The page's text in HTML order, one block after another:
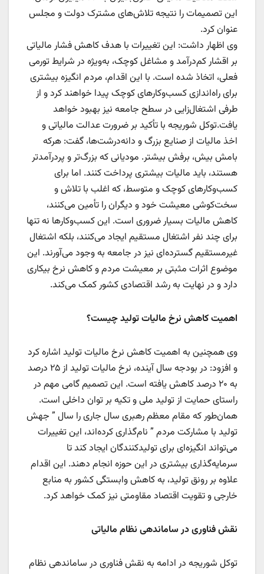
این تصمیمات را نتیجه تلاش‌های مشترک دولت و مجلس
عنوان کرد.
وی اظهار داشت: این تغییرات با هدف کاهش فشار مالیاتی
بر اقشار کم‌درآمد و مشاغل کوچک، به‌ویژه در شرایط تورمی
فعلی، اتخاذ شده است. با این اقدام، مردم انگیزه بیشتری
برای راه‌اندازی کسب‌وکارهای کوچک پیدا خواهند کرد و از
طرفی اشتغال‌زایی در سطح جامعه نیز بهبود خواهد
یافت.توکل شوریجه با تأکید بر ضرورت عدالت مالیاتی و
اخذ مالیات از صنایع بزرگ و دانه‌درشت‌ها، گفت: هرکه
بامش بیش، برفش بیشتر. مودیانی که بزرگ‌تر و پردرآمدتر
هستند، باید مالیات بیشتری پرداخت کنند. اما برای
کسب‌وکارهای کوچک و متوسط، که اغلب با تلاش و
سخت‌کوشی معیشت خود و دیگران را تأمین می‌کنند،
کاهش مالیات بسیار ضروری است. این کسب‌وکارها نه تنها
برای چند نفر اشتغال مستقیم ایجاد می‌کنند، بلکه اشتغال
غیرمستقیم گسترده‌ای نیز در جامعه به وجود می‌آورند. این
موضوع اثرات مثبتی بر معیشت مردم و کاهش نرخ بیکاری
دارد و در نهایت به رشد اقتصادی کشور کمک می‌کند.
اهمیت کاهش نرخ مالیات تولید چیست؟
وی همچنین به اهمیت کاهش نرخ مالیات تولید اشاره کرد
و افزود: در بودجه سال آینده، نرخ مالیات تولید از ۲۵ درصد
به ۲۰ درصد کاهش یافته است. این تصمیم گامی مهم در
راستای حمایت از تولید ملی و تکیه بر توان داخلی است.
همان‌طور که مقام معظم رهبری سال جاری را سال ” جهش
تولید با مشارکت مردم ” نام‌گذاری کرده‌اند، این تغییرات
می‌تواند انگیزه‌ای برای تولیدکنندگان ایجاد کند تا
سرمایه‌گذاری بیشتری در این حوزه انجام دهند. این اقدام
علاوه بر رونق تولید، به کاهش وابستگی کشور به منابع
خارجی و تقویت اقتصاد مقاومتی نیز کمک خواهد کرد.
نقش فناوری در ساماندهی نظام مالیاتی
توکل شوریجه در ادامه به نقش فناوری در ساماندهی نظام